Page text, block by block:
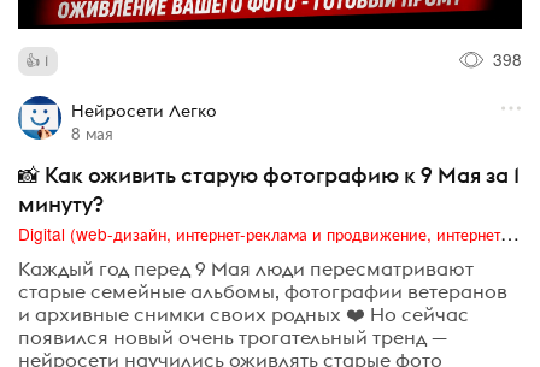
1 398
Нейросети Легко
8 мая
📸 Как оживить старую фотографию к 9 Мая за 1
минуту?
Digital (web-дизайн, интернет-реклама и продвижение, интернет-сообщества и блоги, интернет-коммуникации, мобильный маркетинг, реклама на цифровых экранах)
Каждый год перед 9 Мая люди пересматривают
старые семейные альбомы, фотографии ветеранов
и архивные снимки своих родных ❤️ Но сейчас
появился новый очень трогательный тренд —
нейросети научились оживлять старые фото